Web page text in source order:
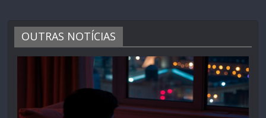
OUTRAS NOTÍCIAS